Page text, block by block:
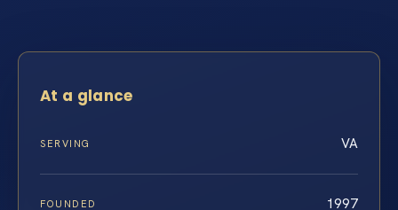
At a glance
SERVING VA
FOUNDED 1997